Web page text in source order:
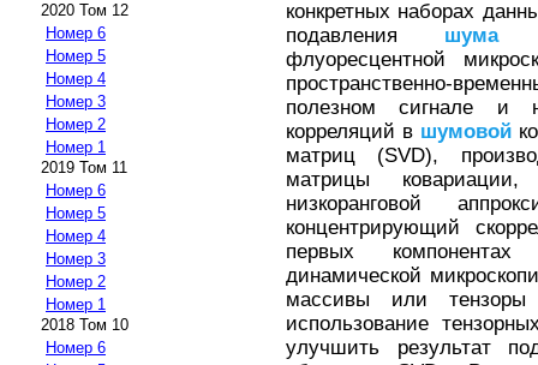
2020 Том 12
Номер 6
Номер 5
Номер 4
Номер 3
Номер 2
Номер 1
2019 Том 11
Номер 6
Номер 5
Номер 4
Номер 3
Номер 2
Номер 1
2018 Том 10
Номер 6
конкретных наборах
подавления шума
флуоресцентной
пространственно-
полезном сигнале и
корреляций в шумовой
матриц (SVD),
матрицы
низкоранговой
концентрирующий
первых
динамической
массивы или тензоры
использование
улучшить результат